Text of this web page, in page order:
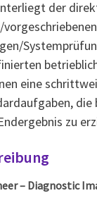
der
eine
zu
– Diagnostic